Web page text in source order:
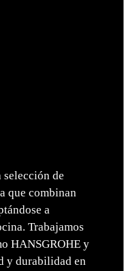
selección de
que combinan
a
Trabajamos
HANSGROHE y
y durabilidad en